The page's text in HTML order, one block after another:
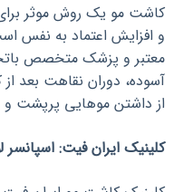
کاشت مو یک روش موثر
و افزایش اعتماد به نفس
معتبر و پزشک متخصص
آسوده، دوران نقاهت بعد
از داشتن موهایی پرپشت و
کلینیک ایران فیت: